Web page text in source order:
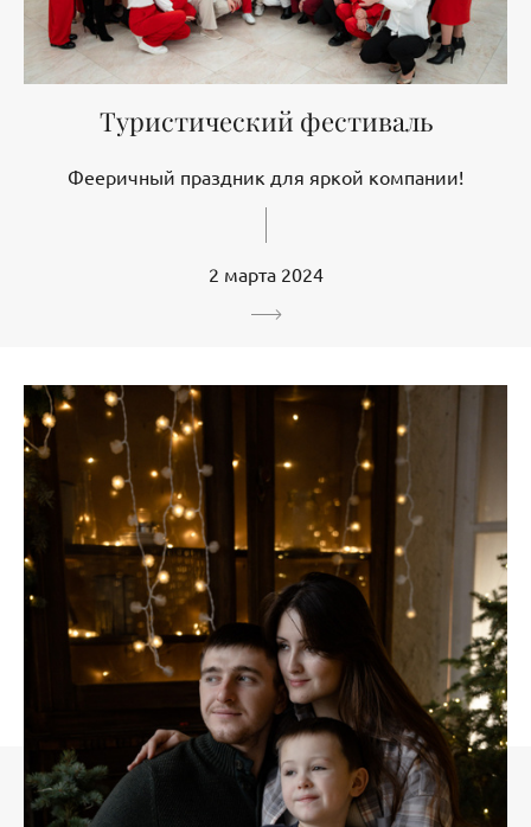
Туристический фестиваль
Фееричный праздник для яркой компании!
2 марта 2024